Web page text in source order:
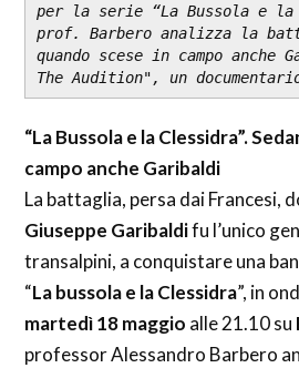
per la serie “La Bussola e
prof. Barbero analizza la
quando scese in campo anche
The Audition", un
“La Bussola e la Clessidra”.
campo anche Garibaldi
La battaglia, persa dai Francesi,
Giuseppe Garibaldifu l’unico
transalpini, a conquistare una
“La bussola e la Clessidra”, in
martedì 18 maggio alle 21.10 su
professor Alessandro Barbero